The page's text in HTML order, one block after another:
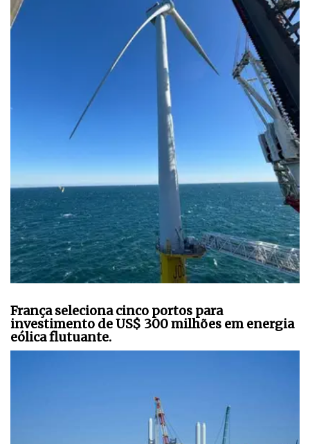
França seleciona cinco portos para
investimento de US$ 300 milhões em energia
eólica flutuante.